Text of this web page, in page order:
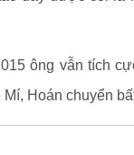
ông vẫn tích
Hoán chuyển